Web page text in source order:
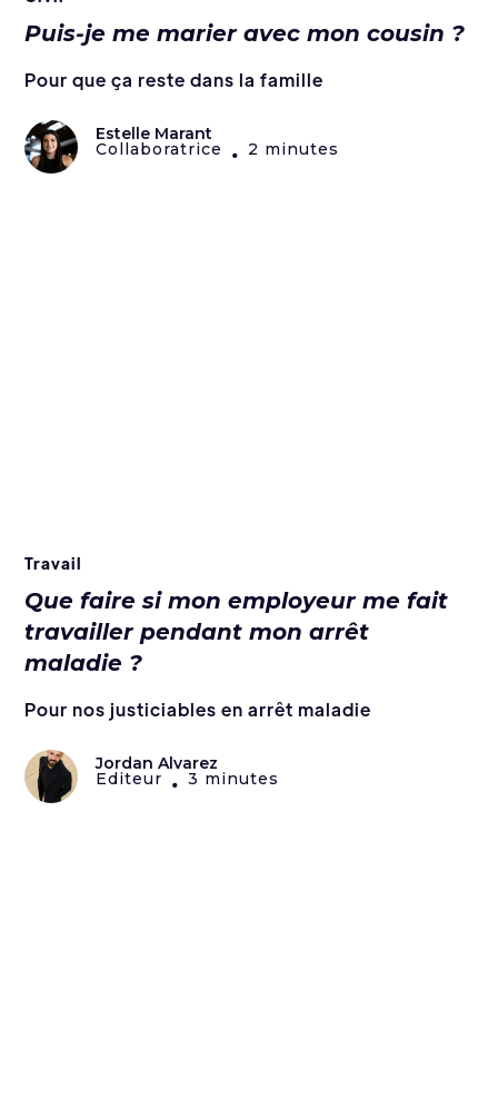
Puis-je me marier avec mon cousin ?
Pour que ça reste dans la famille
Estelle Marant
Collaboratrice • 2 minutes
Travail
Que faire si mon employeur me fait
travailler pendant mon arrêt
maladie ?
Pour nos justiciables en arrêt maladie
Jordan Alvarez
Editeur • 3 minutes